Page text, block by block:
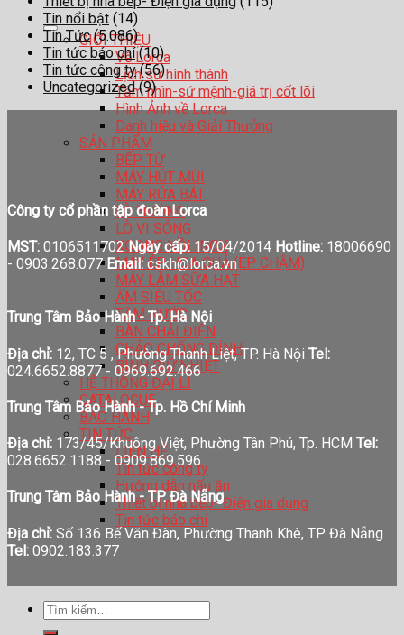
GIỚI THIỆU
Về Lorca
Lịch sử hình thành
Tầm nhìn-sứ mệnh-giá trị cốt lõi
Hình Ảnh về Lorca
Danh hiệu và Giải Thưởng
SẢN PHẨM
BẾP TỪ
MÁY HÚT MÙI
MÁY RỬA BÁT
LÒ NƯỚNG
LÒ VI SÓNG
XOONG NỒI INOX
MÁY ÉP HOA QUẢ (ÉP CHẬM)
MÁY LÀM SỮA HẠT
ẤM SIÊU TỐC
TĂM NƯỚC
BÀN CHẢI ĐIỆN
CHẢO CHỐNG DÍNH
BÌNH GIỮ NHIỆT
HỆ THỐNG ĐẠI LÍ
CATALOGUE
BẢO HÀNH
TIN TỨC
LIÊN HỆ
Tin tức công ty
Hướng dẫn nấu ăn
Thiết bị nhà bếp- Điện gia dụng
Tin tức báo chí
Tin nổi bật (14)
Tin Tức(5.086)
Tin tức báo chí(10)
Tin tức công ty(56)
Uncategorized(9)
Công ty cổ phần tập đoàn Lorca
MST: 0106511702Ngày cấp: 15/04/2014 Hotline: 18006690
- 0903.268.077 Email:cskh@lorca.vn
Trung Tâm Bảo Hành - Tp. Hà Nội
Địa chỉ: 12, TC 5 , Phường Thanh Liệt, TP. Hà Nội Tel:
024.6652.8877 - 0969.692.466
Trung Tâm Bảo Hành - Tp. Hồ Chí Minh
Địa chỉ: 173/45/Khuông Việt, Phường Tân Phú, Tp. HCM Tel:
028.6652.1188 - 0909.869.596
Trung Tâm Bảo Hành - TP. Đà Nẵng
Địa chỉ: Số 136 Bế Văn Đàn, Phường Thanh Khê, TP Đà Nẵng
Tel: 0902.183.377
Tìm
kiếm: